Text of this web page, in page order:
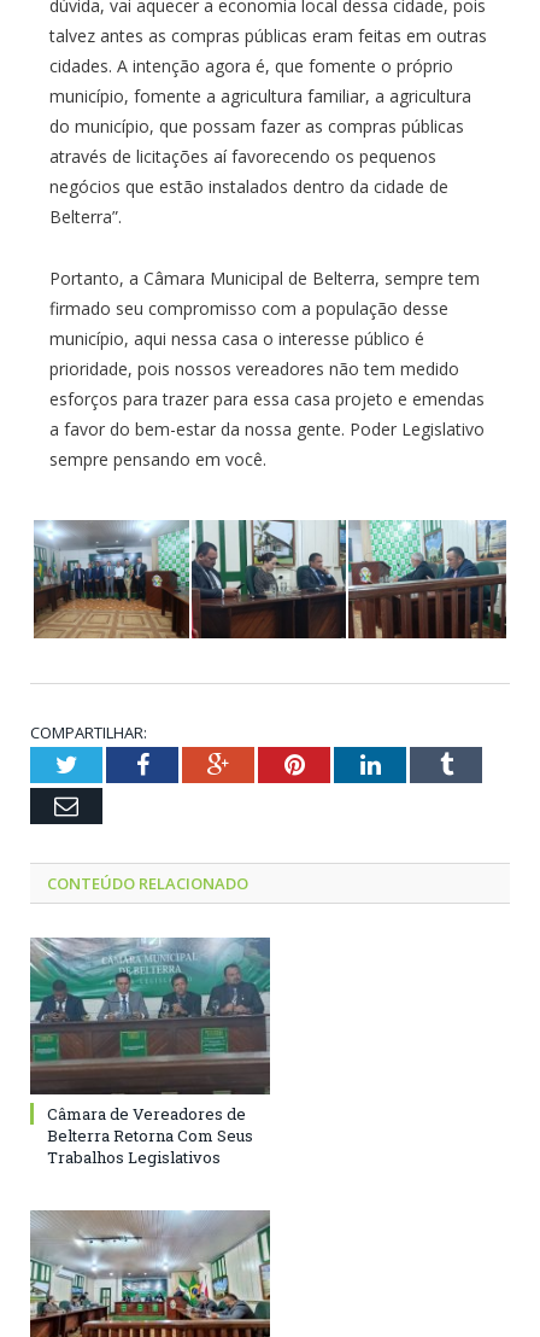
dúvida, vai aquecer a economia local dessa cidade, pois
talvez antes as compras públicas eram feitas em outras
cidades. A intenção agora é, que fomente o próprio
município, fomente a agricultura familiar, a agricultura
do município, que possam fazer as compras públicas
através de licitações aí favorecendo os pequenos
negócios que estão instalados dentro da cidade de
Belterra”.
Portanto, a Câmara Municipal de Belterra, sempre tem
firmado seu compromisso com a população desse
município, aqui nessa casa o interesse público é
prioridade, pois nossos vereadores não tem medido
esforços para trazer para essa casa projeto e emendas
a favor do bem-estar da nossa gente. Poder Legislativo
sempre pensando em você.
COMPARTILHAR:
TwitterFacebookGoogle+PinterestLinkedInTumblr
Email
CONTEÚDO RELACIONADO
Câmara de Vereadores de
Belterra Retorna Com Seus
Trabalhos Legislativos